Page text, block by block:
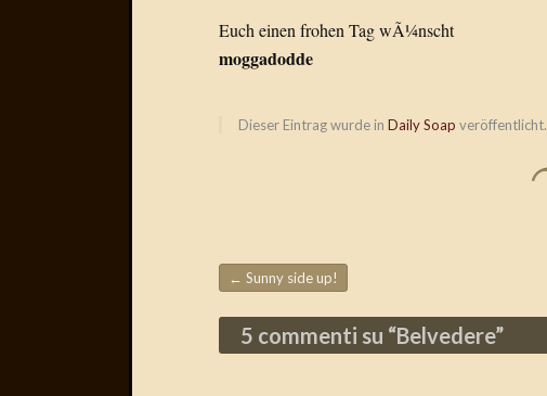
Euch einen frohen Tag wÃ¼nscht
moggadodde
Dieser Eintrag wurde in Daily Soap veröffentlicht.
Beitragsnavigation
← Sunny side up!
5 commenti su “Belvedere”